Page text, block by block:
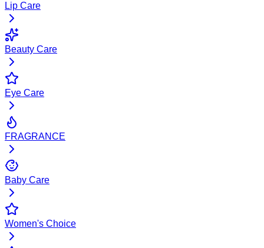
Lip Care
Beauty Care
Eye Care
FRAGRANCE
Baby Care
Women's Choice